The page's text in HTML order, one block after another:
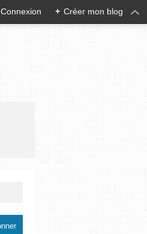
Connexion + Créer mon blog